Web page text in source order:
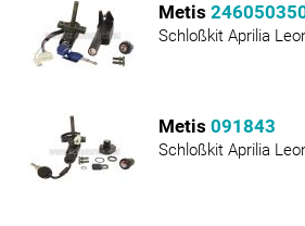
Metis
Schloßkit Aprilia
Metis 091843
Schloßkit Aprilia